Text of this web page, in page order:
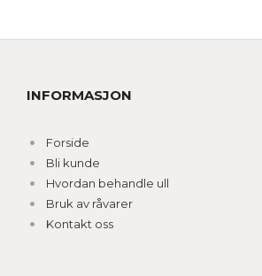
INFORMASJON
Forside
Bli kunde
Hvordan behandle ull
Bruk av råvarer
Kontakt oss